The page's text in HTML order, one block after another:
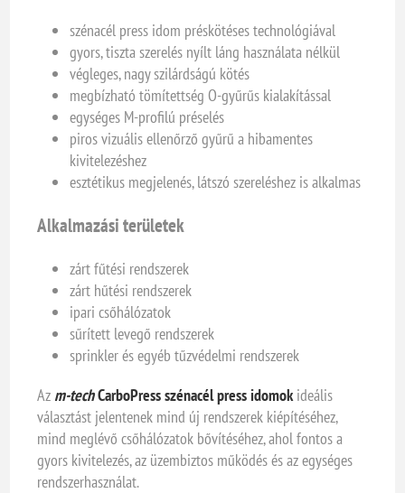
szénacél press idom préskötéses technológiával
gyors, tiszta szerelés nyílt láng használata nélkül
végleges, nagy szilárdságú kötés
megbízható tömítettség O-gyűrűs kialakítással
egységes M-profilú préselés
piros vizuális ellenőrző gyűrű a hibamentes
kivitelezéshez
esztétikus megjelenés, látszó szereléshez is alkalmas
Alkalmazási területek
zárt fűtési rendszerek
zárt hűtési rendszerek
ipari csőhálózatok
sűrített levegő rendszerek
sprinkler és egyéb tűzvédelmi rendszerek
Az m-techCarboPress szénacél press idomokideális
választást jelentenek mind új rendszerek kiépítéséhez,
mind meglévő csőhálózatok bővítéséhez, ahol fontos a
gyors kivitelezés, az üzembiztos működés és az egységes
rendszerhasználat.